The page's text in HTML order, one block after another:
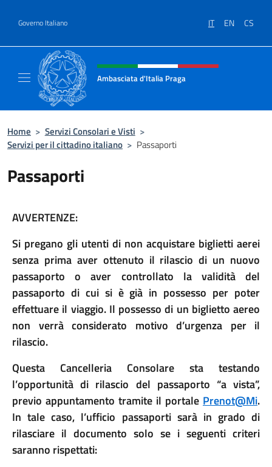
Governo Italiano IT EN CS
Intestazione sito, social e menù
Ambasciata d'Italia Praga
Home > Servizi Consolari e Visti >
Servizi per il cittadino italiano > Passaporti
Passaporti
AVVERTENZE:
Si pregano gli utenti di non acquistare biglietti aerei
senza prima aver ottenuto il rilascio di un nuovo
passaporto o aver controllato la validità del
passaporto di cui si è già in possesso per poter
effettuare il viaggio. Il possesso di un biglietto aereo
non verrà considerato motivo d’urgenza per il
rilascio.
Questa Cancelleria Consolare sta testando
l’opportunità di rilascio del passaporto “a vista”,
previo appuntamento tramite il portale Prenot@Mi.
In tale caso, l’ufficio passaporti sarà in grado di
rilasciare il documento solo se i seguenti criteri
saranno rispettati: